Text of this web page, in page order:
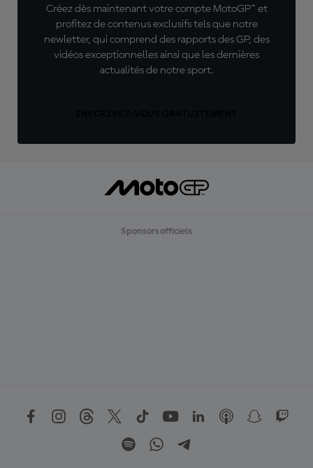
Créez dès maintenant votre compte MotoGP™ et
profitez de contenus exclusifs tels que notre
newletter, qui comprend des rapports des GP, des
vidéos exceptionnelles ainsi que les dernières
actualités de notre sport.
Sponsors officiels